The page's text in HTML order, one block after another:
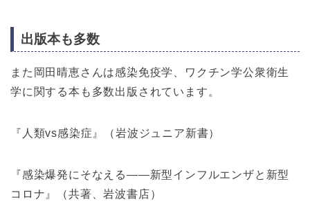
出版本も多数
また岡田晴恵さんは感染免疫学、ワクチン学公衆衛生
学に関する本も多数出版されています。
『人類vs感染症』（岩波ジュニア新書）
『感染爆発にそなえる――新型インフルエンザと新型
コロナ』（共著、岩波書店）